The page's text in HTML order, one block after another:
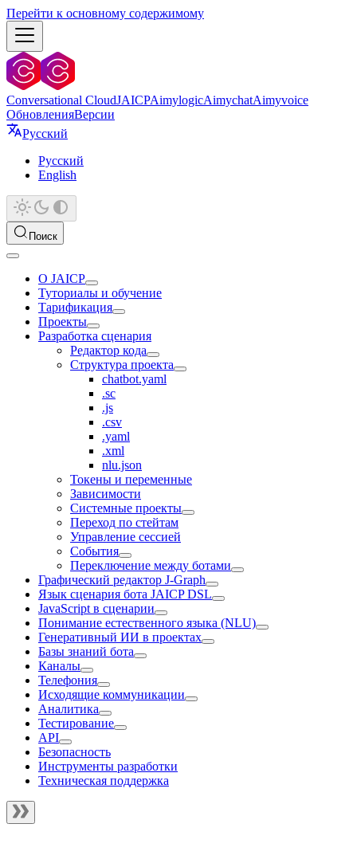
Перейти к основному содержимому
Conversational CloudJAICPAimylogicAimychatAimyvoice
ОбновленияВерсии
Русский
Русский
English
Поиск
О JAICP
Туториалы и обучение
Тарификация
Проекты
Разработка сценария
Редактор кода
Структура проекта
chatbot.yaml
.sc
.js
.csv
.yaml
.xml
nlu.json
Токены и переменные
Зависимости
Системные проекты
Переход по стейтам
Управление сессией
События
Переключение между ботами
Графический редактор J‑Graph
Язык сценария бота JAICP DSL
JavaScript в сценарии
Понимание естественного языка (NLU)
Генеративный ИИ в проектах
Базы знаний бота
Каналы
Телефония
Исходящие коммуникации
Аналитика
Тестирование
API
Безопасность
Инструменты разработки
Техническая поддержка